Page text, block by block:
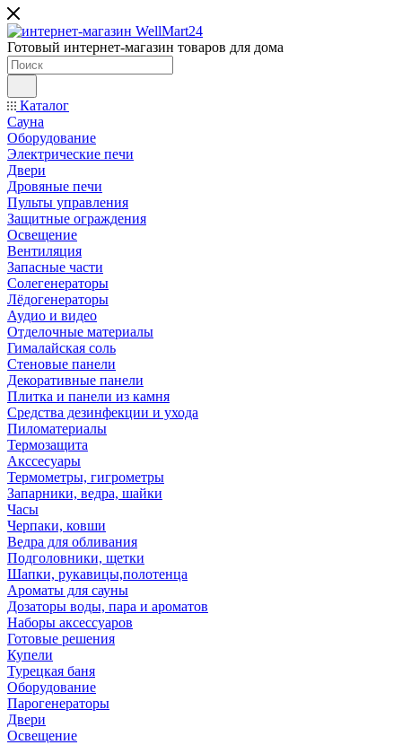
Готовый интернет-магазин товаров для дома
Каталог
Сауна
Оборудование
Электрические печи
Двери
Дровяные печи
Пульты управления
Защитные ограждения
Освещение
Вентиляция
Запасные части
Солегенераторы
Лёдогенераторы
Аудио и видео
Отделочные материалы
Гималайская соль
Стеновые панели
Декоративные панели
Плитка и панели из камня
Средства дезинфекции и ухода
Пиломатериалы
Термозащита
Аксcесуары
Термометры, гигрометры
Запарники, ведра, шайки
Часы
Черпаки, ковши
Ведра для обливания
Подголовники, щетки
Шапки, рукавицы,полотенца
Ароматы для сауны
Дозаторы воды, пара и ароматов
Наборы аксессуаров
Готовые решения
Купели
Турецкая баня
Оборудование
Парогенераторы
Двери
Освещение